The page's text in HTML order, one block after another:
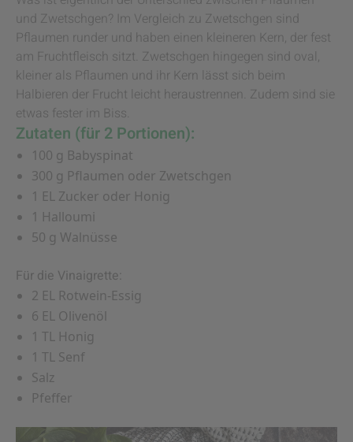
und Zwetschgen? Im Vergleich zu Zwetschgen sind
Pflaumen runder und haben einen kleineren Kern, der fest
am Fruchtfleisch sitzt. Zwetschgen hingegen sind oval,
kleiner als Pflaumen und ihr Kern lässt sich beim
Halbieren der Frucht leicht heraustrennen. Zudem sind sie
etwas fester im Biss.
Zutaten (für 2 Portionen):
100 g Babyspinat
300 g Pflaumen oder Zwetschgen
1 EL Zucker oder Honig
1 Halloumi
50 g Walnüsse
Für die Vinaigrette:
2 EL Rotwein-Essig
6 EL Olivenöl
1 TL Honig
1 TL Senf
Salz
Pfeffer